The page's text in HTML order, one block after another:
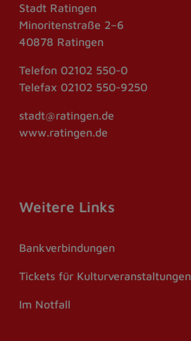
Stadt Ratingen
Minoritenstraße 2–6
40878 Ratingen
Telefon 02102 550-0
Telefax 02102 550-9250
stadt@ratingen.de
www.ratingen.de
Weitere Links
Bankverbindungen
Tickets für Kulturveranstaltungen
Im Notfall